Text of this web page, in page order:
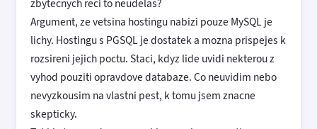
zbytecnych reci to neudelas?
Argument, ze vetsina hostingu nabizi pouze MySQL je
lichy. Hostingu s PGSQL je dostatek a mozna prispejes k
rozsireni jejich poctu. Staci, kdyz lide uvidi nekterou z
vyhod pouziti opravdove databaze. Co neuvidim nebo
nevyzkousim na vlastni pest, k tomu jsem znacne
skepticky.